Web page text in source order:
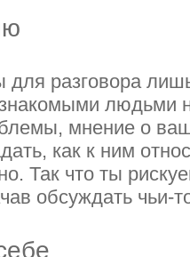
разговора
людьми
мнение о
как к ним
Так что ты
обсуждать чьи-